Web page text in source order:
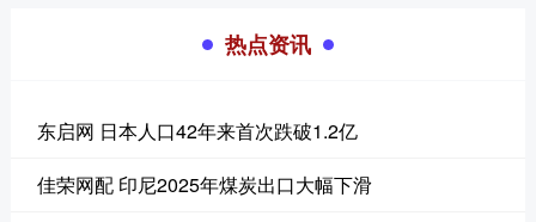
热点资讯
东启网 日本人口42年来首次跌破1.2亿
佳荣网配 印尼2025年煤炭出口大幅下滑